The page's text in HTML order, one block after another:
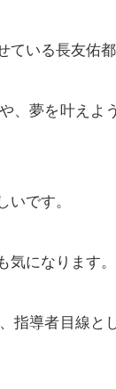
いる長友佑都
、夢を叶えよ
です。
になります。
指導者目線と